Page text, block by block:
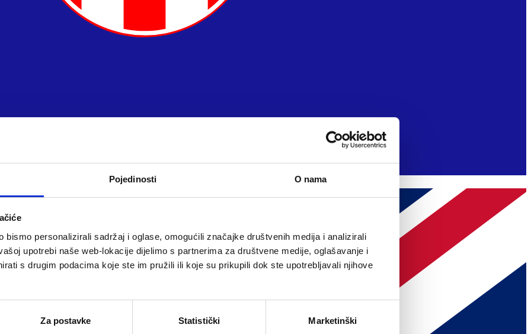
Pojedinosti O nama
bismo personalizirali sadržaj i oglase, omogućili značajke društvenih medija i analizirali
upotrebi naše web-lokacije dijelimo s partnerima za društvene medije, oglašavanje i
s drugim podacima koje ste im pružili ili koje su prikupili dok ste upotrebljavali njihove
Za postavke Statistički Marketinški